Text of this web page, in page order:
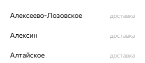
Вес:4.55
Цвет металла:
Проба:
Алексеево-Лозовское доставка
Алексин доставка
Алтайское доставка